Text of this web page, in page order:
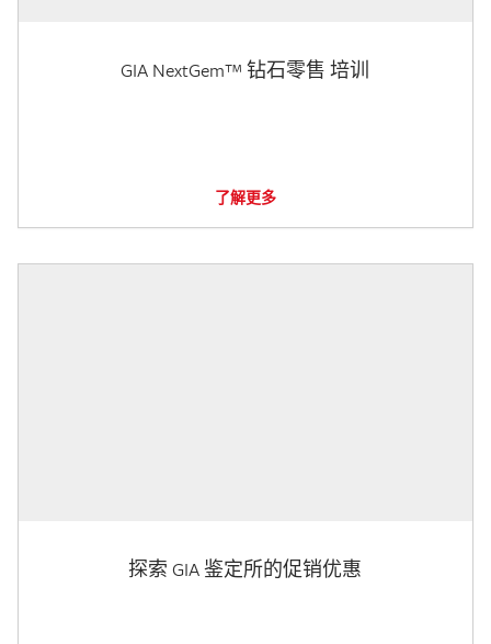
GIA NextGem™ 钻石零售 培训
了解更多
探索 GIA 鉴定所的促销优惠